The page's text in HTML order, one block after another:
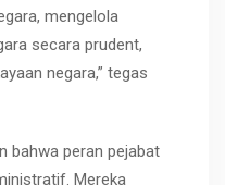
mengelola
secara prudent,
negara,” tegas
bahwa peran pejabat
Mereka